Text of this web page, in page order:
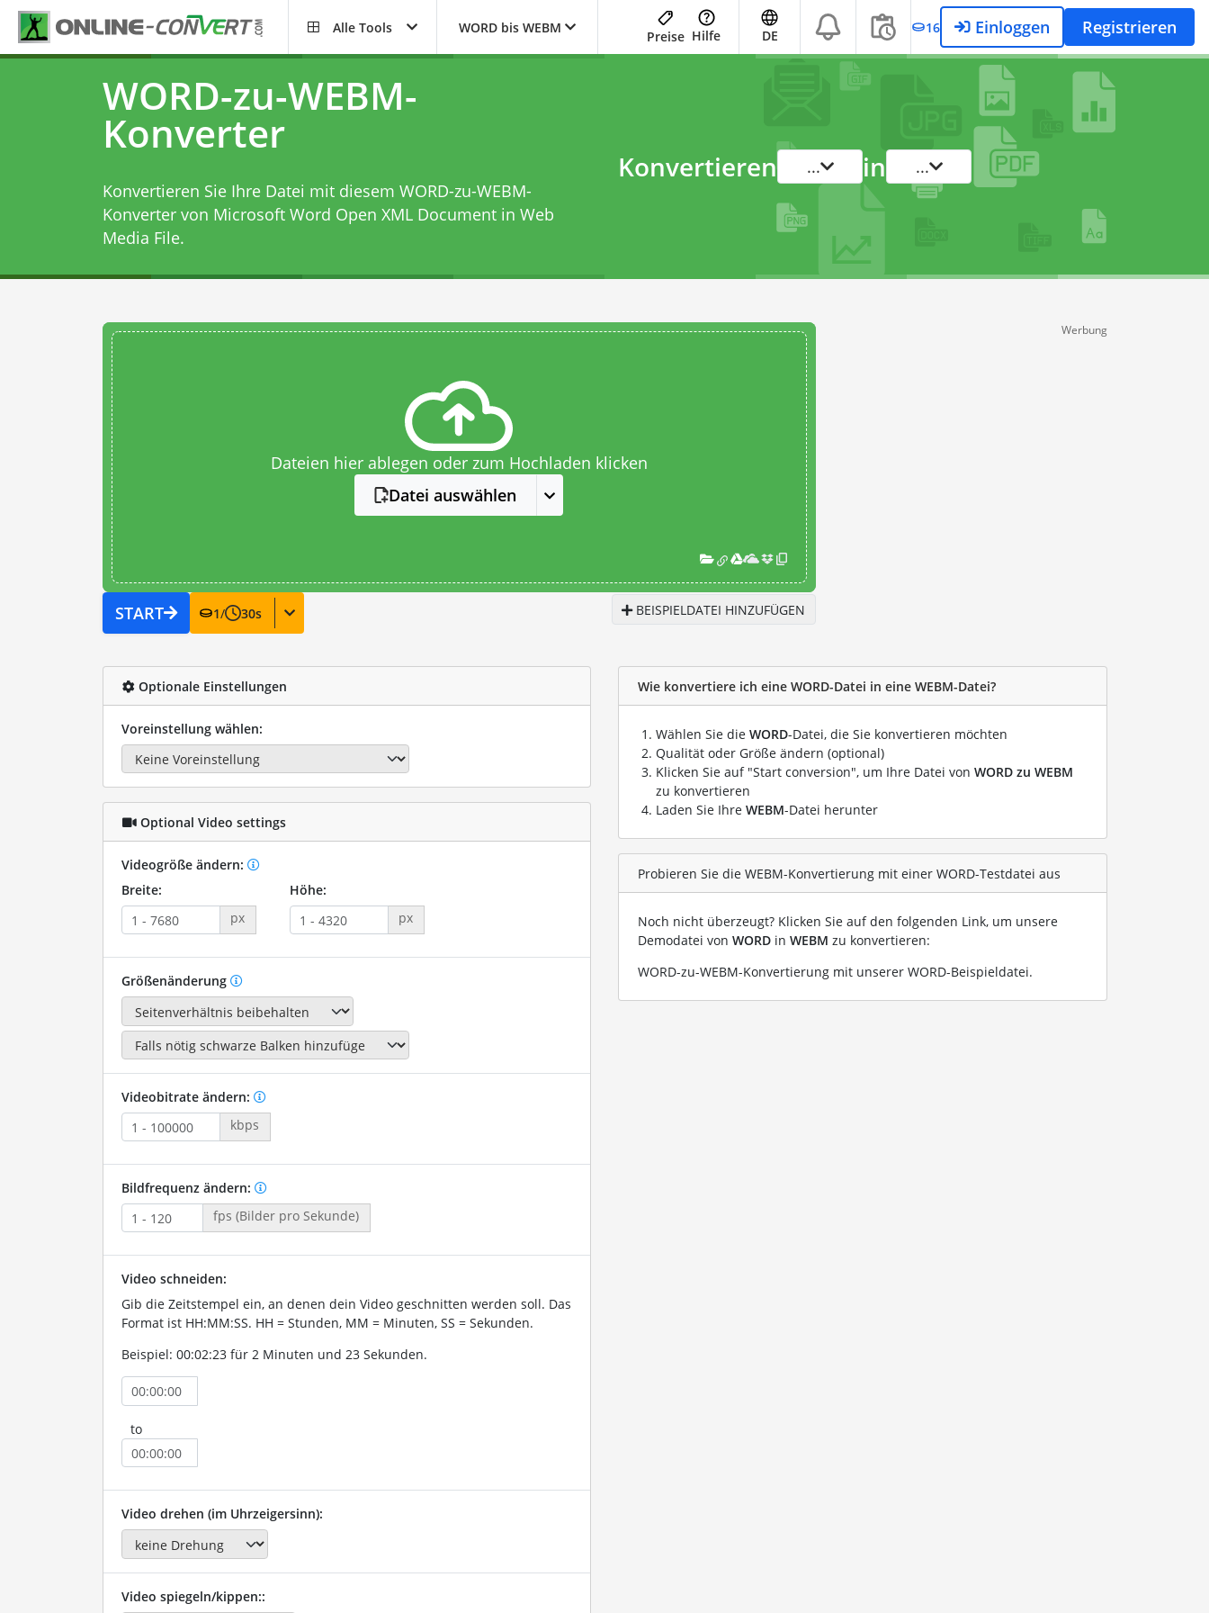
Alle Tools WORD bis WEBM
Preise Hilfe DE 16 Einloggen Registrieren
WORD-zu-WEBM-
Konverter
Konvertieren Sie Ihre Datei mit diesem WORD-zu-WEBM-
Konvertervon Microsoft Word Open XML Document in Web
Media File.
Konvertieren ... in ...
Dateien hier ablegen oder zum Hochladen klicken
Datei auswählen
START 1/ 30s BEISPIELDATEI HINZUFÜGEN
Werbung
Optionale Einstellungen
Voreinstellung wählen:
Optional Video settings
Videogröße ändern:
Breite:
px
Höhe:
px
Größenänderung
Videobitrate ändern:
kbps
Bildfrequenz ändern:
fps (Bilder pro Sekunde)
Video schneiden:
Gib die Zeitstempel ein, an denen dein Video geschnitten werden soll. Das
Format ist HH:MM:SS. HH = Stunden, MM = Minuten, SS = Sekunden.
Beispiel: 00:02:23 für 2 Minuten und 23 Sekunden.
to
Video drehen (im Uhrzeigersinn):
Video spiegeln/kippen::
Wie konvertiere ich eine WORD-Datei in eine WEBM-Datei?
Wählen Sie die WORD-Datei, die Sie konvertieren möchten
Qualität oder Größe ändern (optional)
Klicken Sie auf "Start conversion", um Ihre Datei von WORD zu WEBM
zu konvertieren
Laden Sie Ihre WEBM-Datei herunter
Probieren Sie die WEBM-Konvertierung mit einer WORD-Testdatei aus
Noch nicht überzeugt? Klicken Sie auf den folgenden Link, um unsere
Demodatei von WORD in WEBM zu konvertieren:
WORD-zu-WEBM-Konvertierung mit unserer WORD-Beispieldatei.